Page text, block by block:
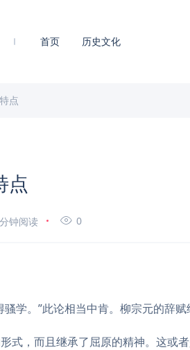
首页 历史文化
点
点
钟阅读 0
骚学。”此论相当中肯。柳宗元的辞赋
式，而且继承了屈原的精神。这或